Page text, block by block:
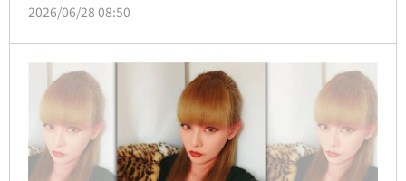
過，竟遭到王翁持手持助行器驅趕、攻擊，雙方因而跌
送醫治療，詳細事發原因仍有待進一步調查釐清。
2026/06/28 08:50